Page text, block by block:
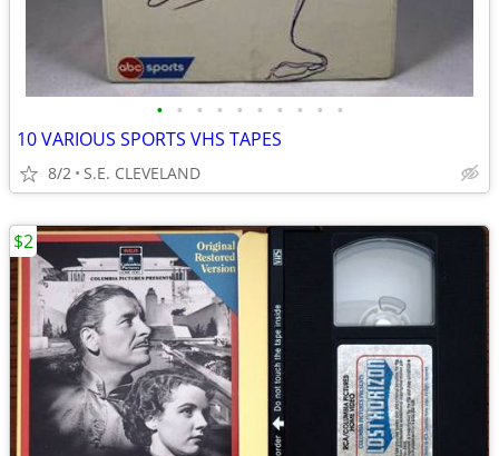
• • • • • • • • • •
10 VARIOUS SPORTS VHS TAPES
8/2 S.E. CLEVELAND
$2